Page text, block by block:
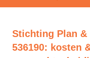
Stichting Plan &
536190: kosten